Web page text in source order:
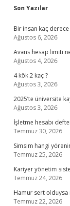
Sidebar
Son Yazılar
Bir insan kaç derece
Ağustos 6, 2026
Avans hesap limiti
Ağustos 4, 2026
4 kök 2 kaç ?
Ağustos 3, 2026
2025’te üniversite
Ağustos 3, 2026
İşletme hesabı
Temmuz 30, 2026
Simsim hangi
Temmuz 25, 2026
Kariyer yönetim
Temmuz 24, 2026
Hamur sert olduysa
Temmuz 22, 2026